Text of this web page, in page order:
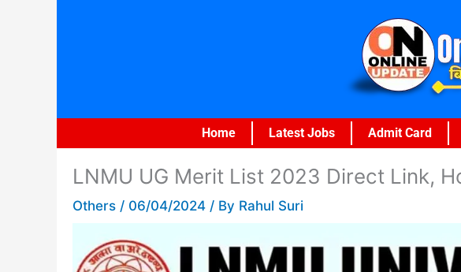
Home Latest Jobs Admit Card
LNMU UG Merit List 2023 Direct Link,
Others / 06/04/2024 / By Rahul Suri